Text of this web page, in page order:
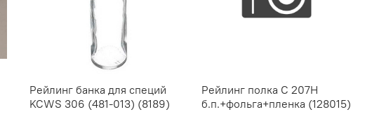
Рейлинг банка для специй
KCWS 306 (481-013) (8189)
Рейлинг полка C 207H
б.п.+фольга+пленка (128015)